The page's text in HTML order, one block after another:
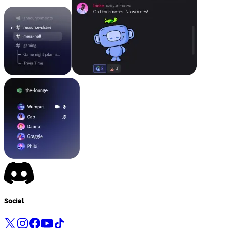
Social